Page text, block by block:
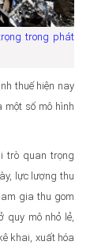
trong phát
thuế hiện nay
một số mô hình
trò quan trọng
lực lượng thu
gia thu gom
quy mô nhỏ lẻ,
khai, xuất hóa